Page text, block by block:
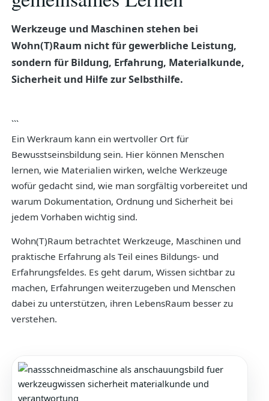
Werkzeuge und Maschinen stehen bei
Wohn(T)Raum nicht für gewerbliche Leistung,
sondern für Bildung, Erfahrung, Materialkunde,
Sicherheit und Hilfe zur Selbsthilfe.
```
Ein Werkraum kann ein wertvoller Ort für
Bewusstseinsbildung sein. Hier können Menschen
lernen, wie Materialien wirken, welche Werkzeuge
wofür gedacht sind, wie man sorgfältig vorbereitet und
warum Dokumentation, Ordnung und Sicherheit bei
jedem Vorhaben wichtig sind.
Wohn(T)Raum betrachtet Werkzeuge, Maschinen und
praktische Erfahrung als Teil eines Bildungs- und
Erfahrungsfeldes. Es geht darum, Wissen sichtbar zu
machen, Erfahrungen weiterzugeben und Menschen
dabei zu unterstützen, ihren LebensRaum besser zu
verstehen.